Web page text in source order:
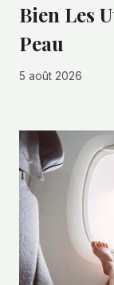
Bien Les
Peau
5 août 2026